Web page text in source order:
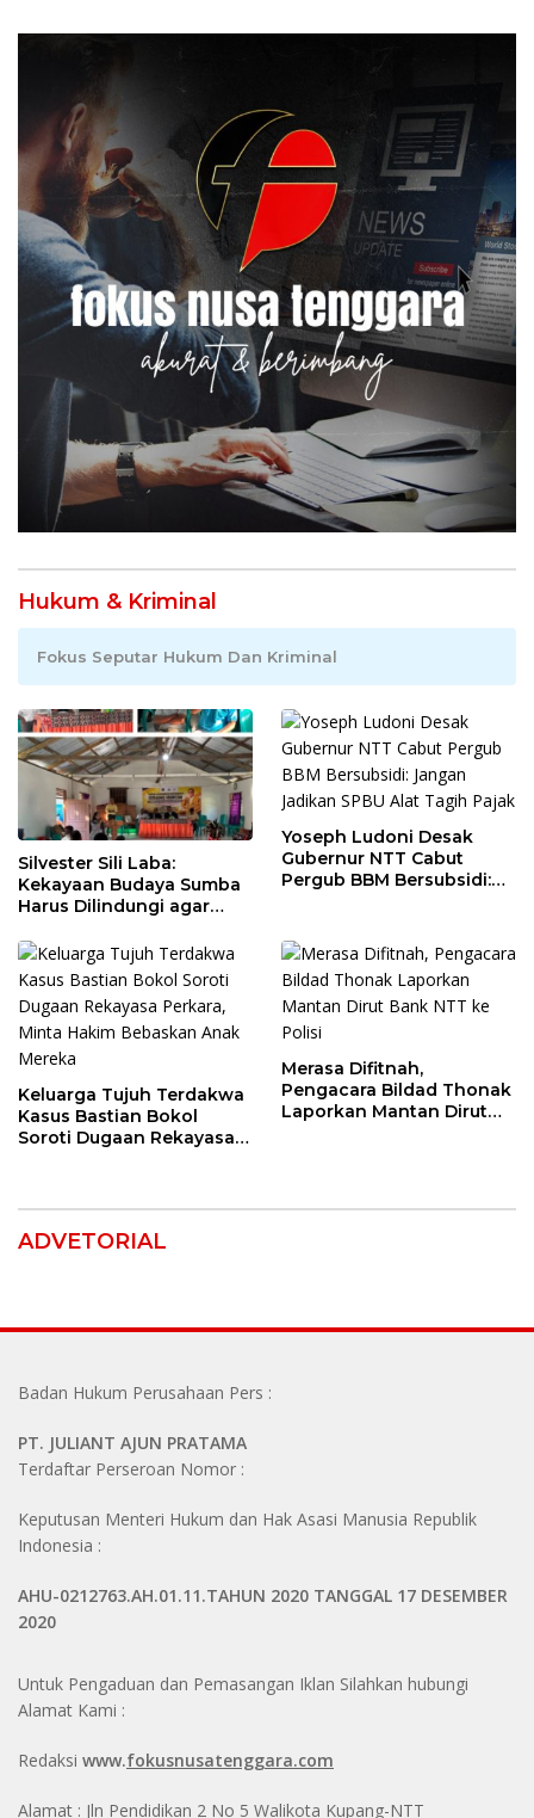
Hukum & Kriminal
Fokus Seputar Hukum Dan Kriminal
Silvester Sili Laba:
Kekayaan Budaya Sumba
Harus Dilindungi agar
Yoseph Ludoni Desak
Gubernur NTT Cabut
Pergub BBM Bersubsidi:
Keluarga Tujuh Terdakwa
Kasus Bastian Bokol
Soroti Dugaan Rekayasa
Merasa Difitnah,
Pengacara Bildad Thonak
Laporkan Mantan Dirut
ADVETORIAL
Badan Hukum Perusahaan Pers :
PT. JULIANT AJUN PRATAMA
Terdaftar Perseroan Nomor :
Keputusan Menteri Hukum dan Hak Asasi Manusia Republik
Indonesia :
AHU-0212763.AH.01.11.TAHUN 2020 TANGGAL 17 DESEMBER
2020
Untuk Pengaduan dan Pemasangan Iklan Silahkan hubungi
Alamat Kami :
Redaksi www.fokusnusatenggara.com
Alamat : Jln Pendidikan 2 No 5 Walikota Kupang-NTT